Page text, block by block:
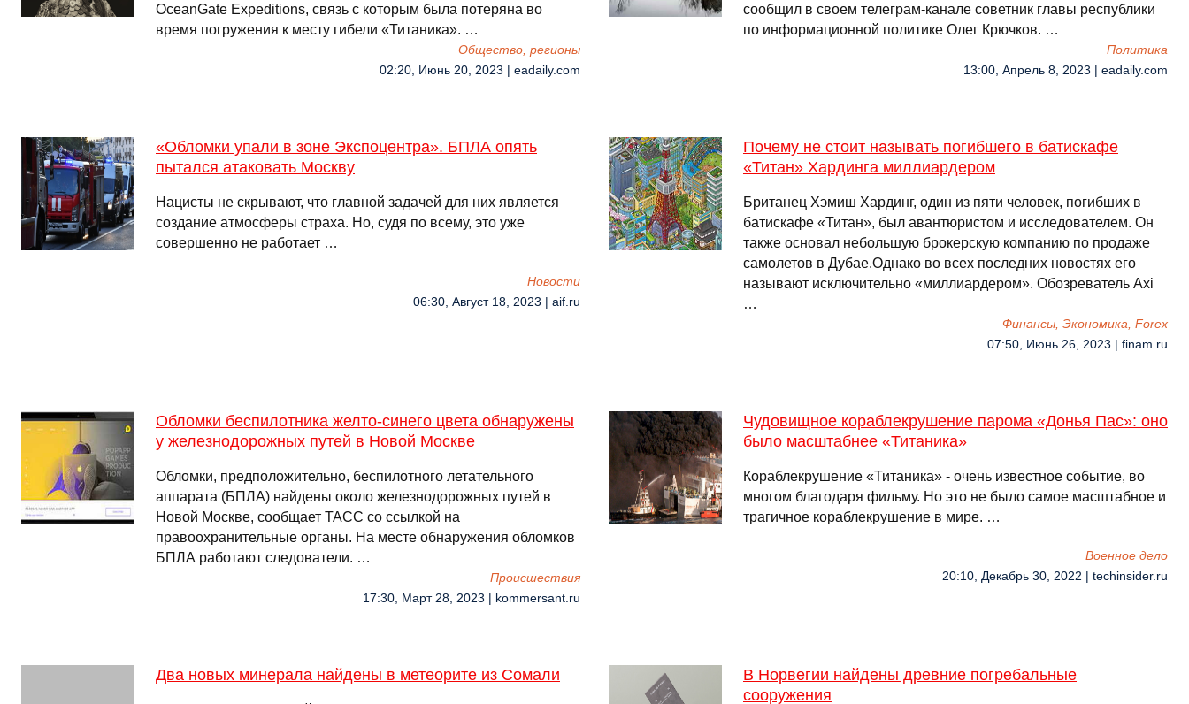
OceanGate Expeditions, связь с которым была потеряна во
время погружения к месту гибели «Титаника». …
Общество, регионы
02:20, Июнь 20, 2023 | eadaily.com
сообщил в своем телеграм-канале советник главы республики
по информационной политике Олег Крючков. …
Политика
13:00, Апрель 8, 2023 | eadaily.com
«Обломки упали в зоне Экспоцентра». БПЛА опять
пытался атаковать Москву
Нацисты не скрывают, что главной задачей для них является
создание атмосферы страха. Но, судя по всему, это уже
совершенно не работает …
Новости
06:30, Август 18, 2023 | aif.ru
Почему не стоит называть погибшего в батискафе
«Титан» Хардинга миллиардером
Британец Хэмиш Хардинг, один из пяти человек, погибших в
батискафе «Титан», был авантюристом и исследователем. Он
также основал небольшую брокерскую компанию по продаже
самолетов в Дубае.Однако во всех последних новостях его
называют исключительно «миллиардером». Обозреватель Axi
…
Финансы, Экономика, Forex
07:50, Июнь 26, 2023 | finam.ru
Обломки беспилотника желто-синего цвета обнаружены
у железнодорожных путей в Новой Москве
Обломки, предположительно, беспилотного летательного
аппарата (БПЛА) найдены около железнодорожных путей в
Новой Москве, сообщает ТАСС со ссылкой на
правоохранительные органы. На месте обнаружения обломков
БПЛА работают следователи. …
Происшествия
17:30, Март 28, 2023 | kommersant.ru
Чудовищное кораблекрушение парома «Донья Пас»: оно
было масштабнее «Титаника»
Кораблекрушение «Титаника» - очень известное событие, во
многом благодаря фильму. Но это не было самое масштабное и
трагичное кораблекрушение в мире. …
Военное дело
20:10, Декабрь 30, 2022 | techinsider.ru
Два новых минерала найдены в метеорите из Сомали
В Норвегии найдены древние погребальные
сооружения